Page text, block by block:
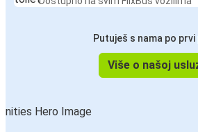
Putuješ s nama po prvi
Više o našoj